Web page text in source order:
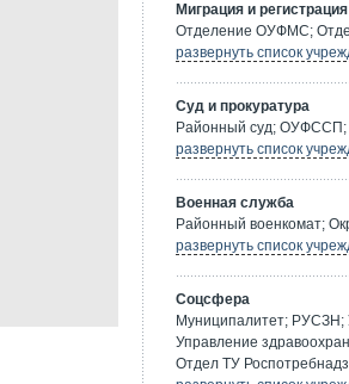
Миграция и регистрация
Отделение ОУФМС;
развернуть список
Суд и прокуратура
Районный суд; ОУФССП;
развернуть список
Военная служба
Районный военкомат;
развернуть список
Соцсфера
Муниципалитет;
Управление
Отдел ТУ